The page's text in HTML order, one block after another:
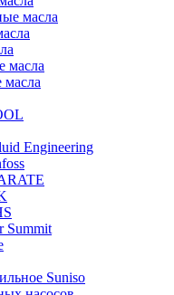
масла
масла
масла
Engineering
Summit
Suniso